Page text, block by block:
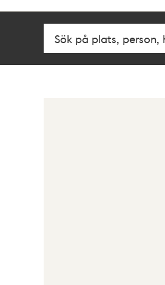
Fritextsök